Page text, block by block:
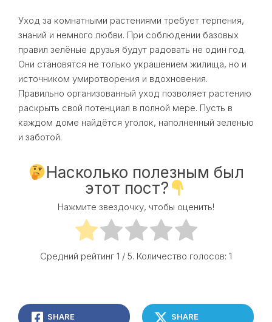
Уход за комнатными растениями требует терпения,
знаний и немного любви. При соблюдении базовых
правил зелёные друзья будут радовать не один год.
Они становятся не только украшением жилища, но и
источником умиротворения и вдохновения.
Правильно организованный уход позволяет растению
раскрыть свой потенциал в полной мере. Пусть в
каждом доме найдётся уголок, наполненный зеленью
и заботой.
Насколько полезным был
этот пост?
Нажмите звездочку, чтобы оценить!
Средний рейтинг 1 / 5. Количество голосов: 1
SHARE SHARE